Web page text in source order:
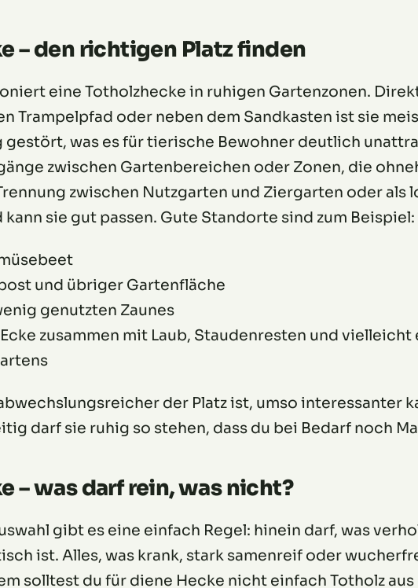
– den richtigen Platz finden
eine Totholzhecke in ruhigen Gartenzonen.
Trampelpfad oder neben dem Sandkasten ist sie
was es für tierische Bewohner deutlich
zwischen Gartenbereichen oder Zonen, die
zwischen Nutzgarten und Ziergarten oder als
sie gut passen. Gute Standorte sind zum Beispiel:
und übriger Gartenfläche
genutzten Zaunes
zusammen mit Laub, Staudenresten und
der Platz ist, umso interessanter
darf sie ruhig so stehen, dass du bei Bedarf noch
– was darf rein, was nicht?
gibt es eine einfach Regel: hinein darf, was
ist. Alles, was krank, stark samenreif oder
solltest du für diene Hecke nicht einfach Totholz